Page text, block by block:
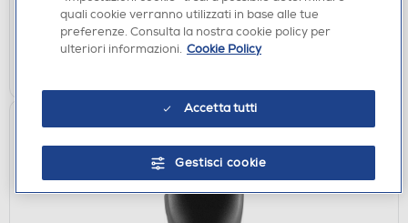
Ritiro in negozio in 30' gratuito:verifica
quali cookie verranno utilizzati in base alle tue
preferenze. Consulta la nostra cookie policy per
ulteriori informazioni. Cookie Policy
Accetta tutti
Gestisci cookie